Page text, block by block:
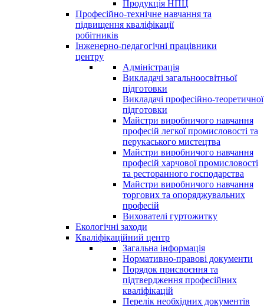
Продукція НПЦ
Професійно-технічне навчання та
підвищення кваліфікації
робітників
Інженерно-педагогічні працівники
центру
Адміністрація
Викладачі загальноосвітньої
підготовки
Викладачі професійно-теоретичної
підготовки
Майстри виробничого навчання
професій легкої промисловості та
перукаського мистецтва
Майстри виробничого навчання
професій харчової промисловості
та ресторанного господарства
Майстри виробничого навчання
торгових та опоряджувальних
професій
Вихователі гуртожитку
Екологічні заходи
Кваліфікаційний центр
Загальна інформація
Нормативно-правові документи
Порядок присвоєння та
підтвердження професійних
кваліфікацій
Перелік необхідних документів